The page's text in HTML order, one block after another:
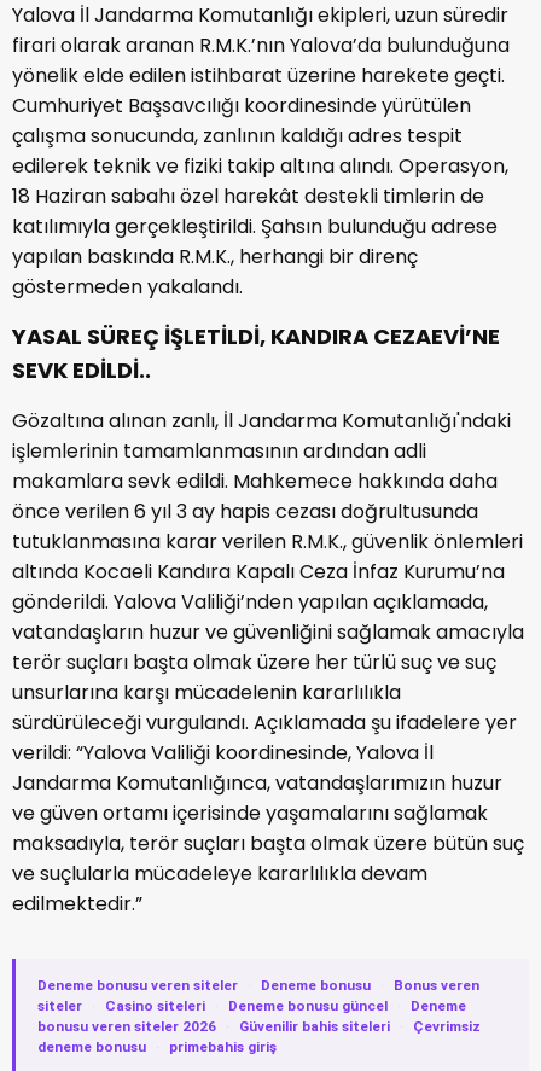
Yalova İl Jandarma Komutanlığı ekipleri, uzun süredir
firari olarak aranan R.M.K.’nın Yalova’da bulunduğuna
yönelik elde edilen istihbarat üzerine harekete geçti.
Cumhuriyet Başsavcılığı koordinesinde yürütülen
çalışma sonucunda, zanlının kaldığı adres tespit
edilerek teknik ve fiziki takip altına alındı. Operasyon,
18 Haziran sabahı özel harekât destekli timlerin de
katılımıyla gerçekleştirildi. Şahsın bulunduğu adrese
yapılan baskında R.M.K., herhangi bir direnç
göstermeden yakalandı.
YASAL SÜREÇ İŞLETİLDİ, KANDIRA CEZAEVİ’NE
SEVK EDİLDİ..
Gözaltına alınan zanlı, İl Jandarma Komutanlığı'ndaki
işlemlerinin tamamlanmasının ardından adli
makamlara sevk edildi. Mahkemece hakkında daha
önce verilen 6 yıl 3 ay hapis cezası doğrultusunda
tutuklanmasına karar verilen R.M.K., güvenlik önlemleri
altında Kocaeli Kandıra Kapalı Ceza İnfaz Kurumu’na
gönderildi. Yalova Valiliği’nden yapılan açıklamada,
vatandaşların huzur ve güvenliğini sağlamak amacıyla
terör suçları başta olmak üzere her türlü suç ve suç
unsurlarına karşı mücadelenin kararlılıkla
sürdürüleceği vurgulandı. Açıklamada şu ifadelere yer
verildi: “Yalova Valiliği koordinesinde, Yalova İl
Jandarma Komutanlığınca, vatandaşlarımızın huzur
ve güven ortamı içerisinde yaşamalarını sağlamak
maksadıyla, terör suçları başta olmak üzere bütün suç
ve suçlularla mücadeleye kararlılıkla devam
edilmektedir.”
Deneme bonusu veren siteler · Deneme bonusu ·
Bonus veren
siteler
· Casino siteleri · Deneme bonusu güncel ·
Deneme
bonusu veren siteler 2026
· Güvenilir bahis siteleri ·
Çevrimsiz
deneme bonusu
· primebahis giriş